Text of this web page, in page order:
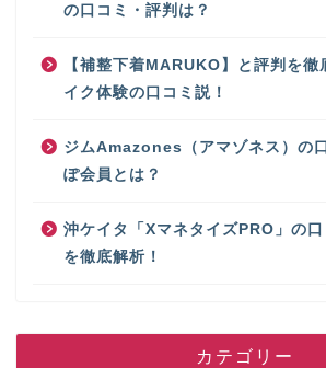
の口コミ・評判は？
【補整下着MARUKO】と評判を徹
イク体験の口コミ説！
ジムAmazones（アマゾネス）の
ぽ会員とは？
沖ケイタ「XマネタイズPRO」の
を徹底解析！
カテゴリー